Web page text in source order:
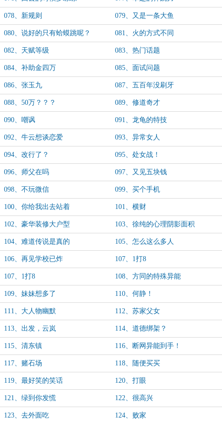
078、新规则 079、又是一条大鱼
080、说好的只有蛤蟆跳呢？ 081、火的方式不同
082、天赋等级 083、热门话题
084、补助金四万 085、面试问题
086、张玉九 087、五百年没刷牙
088、50万？？？ 089、修道奇才
090、嘲讽 091、龙龟的特技
092、牛云想谈恋爱 093、异常女人
094、改行了？ 095、处女战！
096、师父在吗 097、又见五块钱
098、不玩微信 099、买个手机
100、你给我出去站着 101、横财
102、豪华装修大户型 103、徐纯的心理阴影面积
104、难道传说是真的 105、怎么这么多人
106、再见学校已炸 107、1打8
107、1打8 108、方同的特殊异能
109、妹妹想多了 110、何静！
111、大人物幽默 112、苏家父女
113、出发，云岚 114、道德绑架？
115、清东镇 116、断网异能到手！
117、赌石场 118、随便买买
119、最好笑的笑话 120、打眼
121、绿到你发慌 122、很高兴
123、去外面吃 124、败家